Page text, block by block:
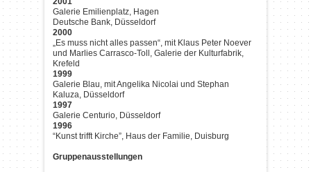
Galerie Emilienplatz, Hagen
Deutsche Bank, Düsseldorf
2000
„Es muss nicht alles passen“, mit Klaus Peter Noever
und Marlies Carrasco-Toll, Galerie der Kulturfabrik,
Krefeld
1999
Galerie Blau, mit Angelika Nicolai und Stephan
Kaluza, Düsseldorf
1997
Galerie Centurio, Düsseldorf
1996
“Kunst trifft Kirche”, Haus der Familie, Duisburg
Gruppenausstellungen